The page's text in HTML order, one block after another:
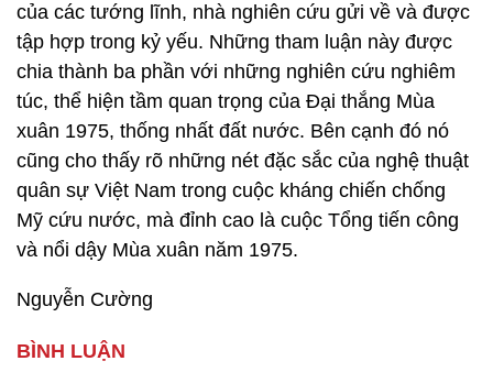
của các tướng lĩnh, nhà nghiên cứu gửi về và được
tập hợp trong kỷ yếu. Những tham luận này được
chia thành ba phần với những nghiên cứu nghiêm
túc, thể hiện tầm quan trọng của Đại thắng Mùa
xuân 1975, thống nhất đất nước. Bên cạnh đó nó
cũng cho thấy rõ những nét đặc sắc của nghệ thuật
quân sự Việt Nam trong cuộc kháng chiến chống
Mỹ cứu nước, mà đỉnh cao là cuộc Tổng tiến công
và nổi dậy Mùa xuân năm 1975.
Nguyễn Cường